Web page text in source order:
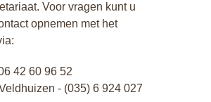
Voor vragen kunt u
opnemen met het
42 60 96 52
- (035) 6 924 027